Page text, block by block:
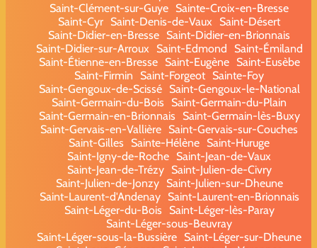
Saint-Clément-sur-Guye Sainte-Croix-en-Bresse
Saint-Cyr Saint-Denis-de-Vaux
Saint-Désert
Saint-Didier-en-Bresse Saint-Didier-en-Brionnais
Saint-Didier-sur-Arroux
Saint-Edmond
Saint-Émiland
Saint-Étienne-en-Bresse
Saint-Eugène
Saint-Eusèbe
Saint-Firmin
Saint-Forgeot Sainte-Foy
Saint-Gengoux-de-Scissé
Saint-Gengoux-le-National
Saint-Germain-du-Bois
Saint-Germain-du-Plain
Saint-Germain-en-Brionnais
Saint-Germain-lès-Buxy
Saint-Gervais-en-Vallière Saint-Gervais-sur-Couches
Saint-Gilles
Sainte-Hélène Saint-Huruge
Saint-Igny-de-Roche Saint-Jean-de-Vaux
Saint-Jean-de-Trézy
Saint-Julien-de-Civry
Saint-Julien-de-Jonzy
Saint-Julien-sur-Dheune
Saint-Laurent-d'Andenay
Saint-Laurent-en-Brionnais
Saint-Léger-du-Bois
Saint-Léger-lès-Paray
Saint-Léger-sous-Beuvray
Saint-Léger-sous-la-Bussière Saint-Léger-sur-Dheune